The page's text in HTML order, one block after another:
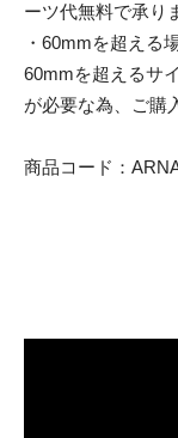
ーツ代無料で承り
・60mmを超える
60mmを超えるサ
が必要な為、ご購
商品コード：